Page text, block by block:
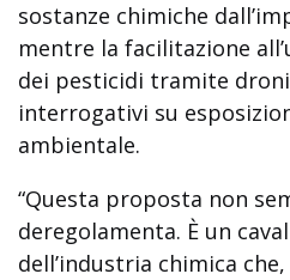
sostanze chimiche
mentre la facilitazione
dei pesticidi tramite
interrogativi su
ambientale.
“Questa proposta non
deregolamenta. È un
dell’industria chimica